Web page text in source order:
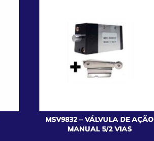
MSV9832 – VÁLVULA DE AÇÃO
MANUAL 5/2 VIAS